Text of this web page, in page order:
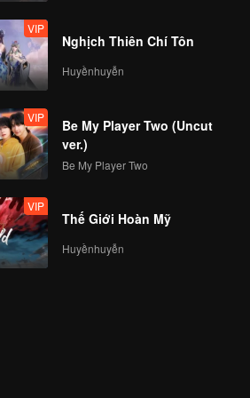
VIP
Nghịch Thiên Chí Tôn
Huyềnhuyễn
VIP
Be My Player Two (Uncut
ver.)
Be My Player Two
VIP
Thế Giới Hoàn Mỹ
Huyềnhuyễn